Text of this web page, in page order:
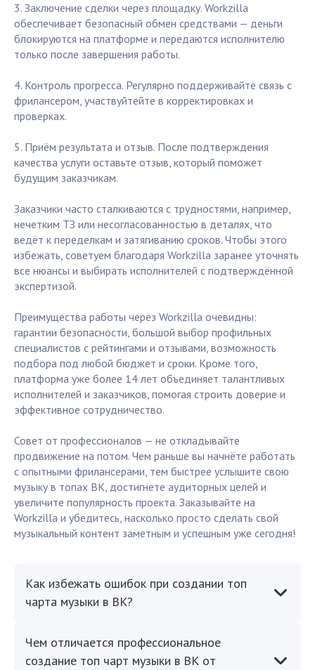
3. Заключение сделки через площадку. Workzilla
обеспечивает безопасный обмен средствами — деньги
блокируются на платформе и передаются исполнителю
только после завершения работы.
4. Контроль прогресса. Регулярно поддерживайте связь с
фрилансером, участвуйтейте в корректировках и
проверках.
5. Приём результата и отзыв. После подтверждения
качества услуги оставьте отзыв, который поможет
будущим заказчикам.
Заказчики часто сталкиваются с трудностями, например,
нечетким ТЗ или несогласованностью в деталях, что
ведёт к переделкам и затягиванию сроков. Чтобы этого
избежать, советуем благодаря Workzilla заранее уточнять
все нюансы и выбирать исполнителей с подтверждённой
экспертизой.
Преимущества работы через Workzilla очевидны:
гарантии безопасности, большой выбор профильных
специалистов с рейтингами и отзывами, возможность
подбора под любой бюджет и сроки. Кроме того,
платформа уже более 14 лет объединяет талантливых
исполнителей и заказчиков, помогая строить доверие и
эффективное сотрудничество.
Совет от профессионалов — не откладывайте
продвижение на потом. Чем раньше вы начнёте работать
с опытными фрилансерами, тем быстрее услышите свою
музыку в топах ВК, достигнете аудиторных целей и
увеличите популярность проекта. Заказывайте на
Workzilla и убедитесь, насколько просто сделать свой
музыкальный контент заметным и успешным уже сегодня!
Как избежать ошибок при создании топ
чарта музыки в ВК?
Чем отличается профессиональное
создание топ чарт музыки в ВК от